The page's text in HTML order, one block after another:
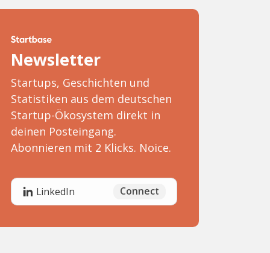
Newsletter
Startups, Geschichten und
Statistiken aus dem deutschen
Startup-Ökosystem direkt in
deinen Posteingang.
Abonnieren mit 2 Klicks. Noice.
LinkedIn Connect